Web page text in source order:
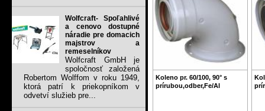
Wolfcraft- Spoľahlivé
a cenovo dostupné
náradie pre domacich
majstrov a
remeselníkov
Wolfcraft GmbH je
spoločnosť založená
Robertom Wolffom v roku 1949,
ktorá patrí k priekopníkom v
odvetví služieb pre...
Koleno pr. 60/100, 90° s
prírubou,odber,Fe/Al